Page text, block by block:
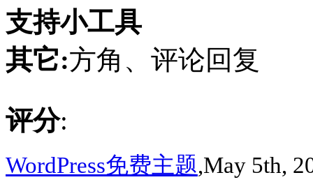
支持小工具
其它:方角、评论回复
评分:
WordPress免费主题,May 5th,